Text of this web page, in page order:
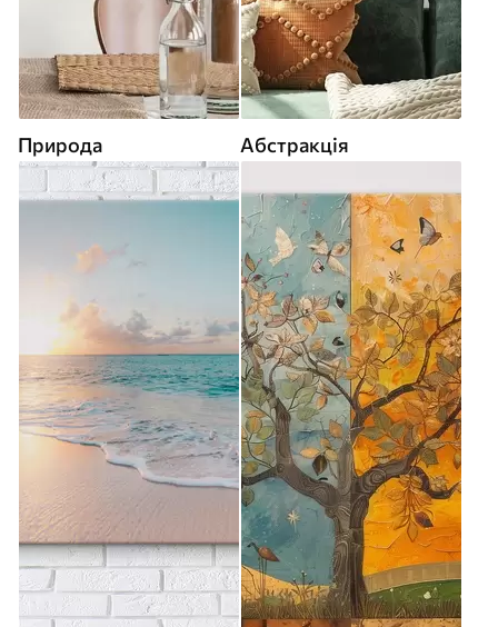
Природа Абстракція